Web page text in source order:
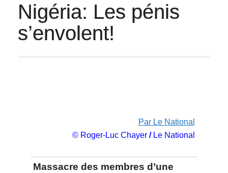
Nigéria: Les pénis
s’envolent!
Par Le National
© Roger-Luc Chayer/Le National
Massacre des membres d’une